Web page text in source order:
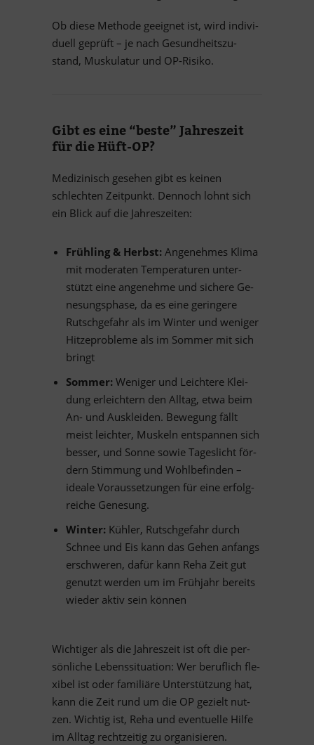
Ob diese Methode ge­eig­net ist, wird in­di­vi­
du­ell ge­prüft – je nach Ge­sund­heits­zu­
stand, Mus­ku­la­tur und OP-Risiko.
Gibt es eine “beste” Jah­res­zeit
für die Hüft-OP?
Me­di­zi­nisch ge­se­hen gibt es kei­nen
schlech­ten Zeit­punkt. Den­noch lohnt sich
ein Blick auf die Jahreszeiten:
Früh­ling &Herbst:An­ge­neh­mes Klima
mit mo­de­ra­ten Tem­pe­ra­tu­ren un­ter­
stützt eine an­ge­nehme und si­chere Ge­
ne­sungs­phase, da es eine ge­rin­gere
Rutsch­ge­fahr als im Win­ter und we­ni­ger
Hit­ze­pro­bleme als im Som­mer mit sich
bringt
Som­mer:We­ni­ger und Leich­tere Klei­
dung er­leich­tern den All­tag, etwa beim
An- und Aus­klei­den. Be­we­gung fällt
meist leich­ter, Mus­keln ent­span­nen sich
bes­ser, und Sonne so­wie Ta­ges­licht för­
dern Stim­mung und Wohl­be­fin­den –
ideale Vor­aus­set­zun­gen für eine er­folg­
rei­che Genesung.
Win­ter:Küh­ler, Rutsch­ge­fahr durch
Schnee und Eis kann das Ge­hen an­fangs
er­schwe­ren, da­für kann Reha Zeit gut
ge­nutzt wer­den um im Früh­jahr be­reits
wie­der ak­tiv sein können
Wich­ti­ger als die Jah­res­zeit ist oft die per­
sön­li­che Le­bens­si­tua­tion: Wer be­ruf­lich fle­
xi­bel ist oder fa­mi­liäre Un­ter­stüt­zung hat,
kann die Zeit rund um die OP ge­zielt nut­
zen. Wich­tig ist, Reha und even­tu­elle Hilfe
im All­tag recht­zei­tig zu organisieren.